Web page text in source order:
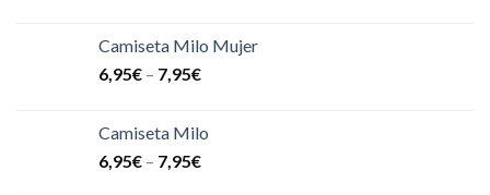
Camiseta Milo Mujer
6,95€ – 7,95€
Camiseta Milo
6,95€ – 7,95€